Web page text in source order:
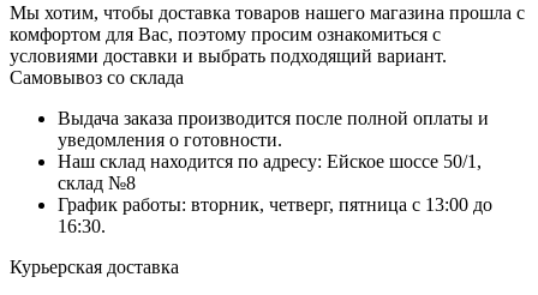
Мы хотим, чтобы доставка товаров нашего магазина прошла с
комфортом для Вас, поэтому просим ознакомиться с
условиями доставки и выбрать подходящий вариант.
Самовывоз со склада
Выдача заказа производится после полной оплаты и
уведомления о готовности.
Наш склад находится по адресу: Ейское шоссе 50/1,
склад №8
График работы: вторник, четверг, пятница с 13:00 до
16:30.
Курьерская доставка